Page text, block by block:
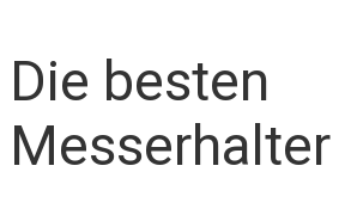
Die besten
Messerhalter